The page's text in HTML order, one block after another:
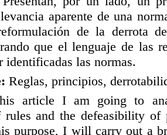
aparente de una
de la derrota
que el lenguaje de las
identificadas las normas.
Reglas, principios,
article I am going to
and the defeasibility
purpose, I will carry out a